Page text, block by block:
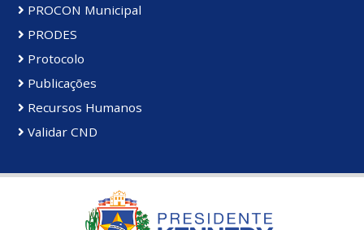
PROCON Municipal
PRODES
Protocolo
Publicações
Recursos Humanos
Validar CND